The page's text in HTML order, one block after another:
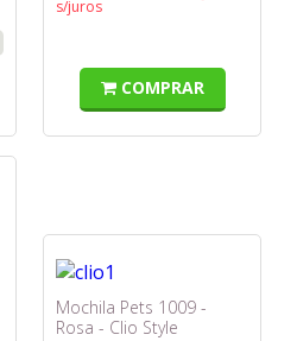
s/juros
COMPRAR
Mochila Pets 1009 -
Rosa - Clio Style